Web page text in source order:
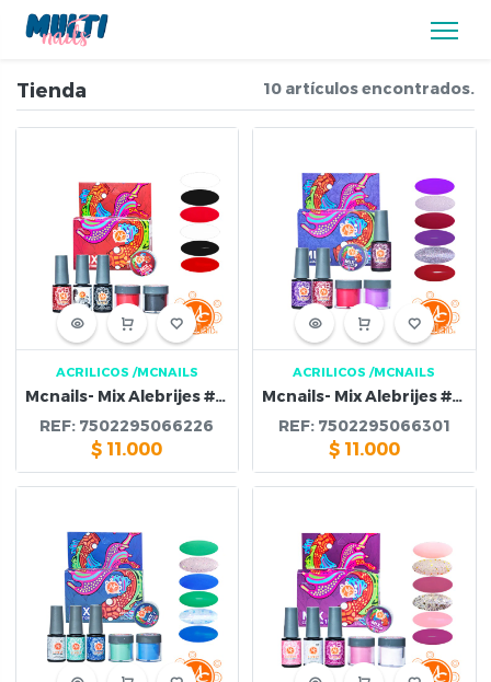
Tienda 10 artículos encontrados.
ACRILICOS /MCNAILS
Mcnails- Mix Alebrijes #1 Esmalte & Polvo Acrilico
REF: 7502295066226
$ 11.000
ACRILICOS /MCNAILS
Mcnails- Mix Alebrijes #9 Esmalte & Polvo Acrilico
REF: 7502295066301
$ 11.000